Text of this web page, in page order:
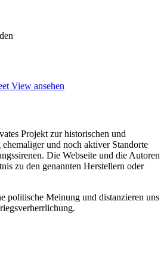
View ansehen
Projekt zur historischen und
und noch aktiver Standorte
Die Webseite und die Autoren
zu den genannten Herstellern oder
politische Meinung und distanzieren uns